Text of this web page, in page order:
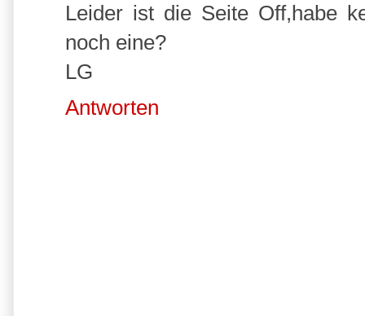
Leider ist die Seite Off,habe
noch eine?
LG
Antworten